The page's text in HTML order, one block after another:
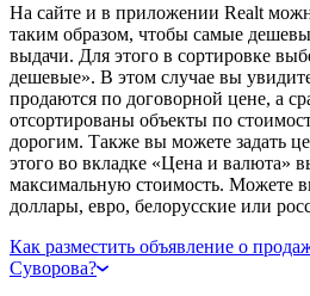
На сайте и в приложении Realt
таким образом, чтобы самые
выдачи. Для этого в сортировке
дешевые». В этом случае вы
продаются по договорной цене, а
отсортированы объекты по
дорогим. Также вы можете задать
этого во вкладке «Цена и валюта»
максимальную стоимость. Можете
доллары, евро, белорусские или
Как разместить объявление о
Суворова?